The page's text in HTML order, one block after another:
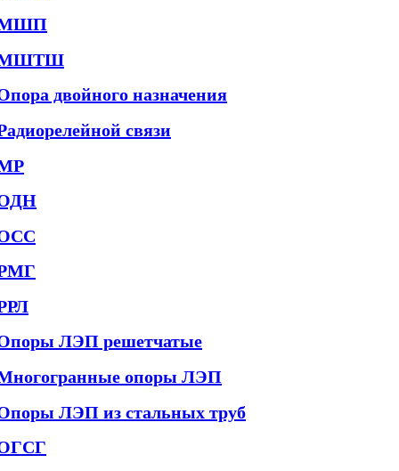
двойного назначения
связи
ЛЭП решетчатые
опоры ЛЭП
ЛЭП из стальных труб